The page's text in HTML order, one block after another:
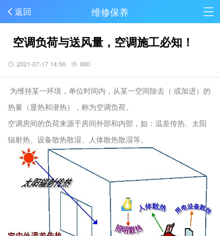
返回 维修保养
空调负荷与送风量，空调施工必知！
2021-07-17 14:56 880
为维持某一环境，单位时间内，从某一空间除去（ 或加进）的
热量（显热和潜热），称为空调负荷。
空调房间的负荷来源于房间外部和内部，如：温差传热、太阳
辐射热、设备散热散湿、人体散热散湿等。